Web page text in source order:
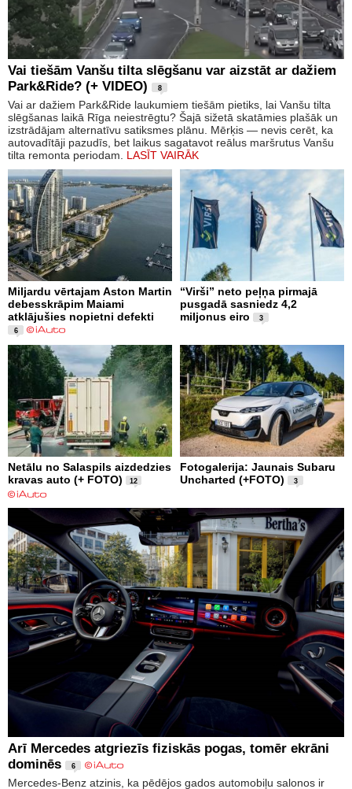
Vai tiešām Vanšu tilta slēgšanu var aizstāt ar dažiem
Park&Ride? (+ VIDEO)
8
Vai ar dažiem Park&Ride laukumiem tiešām pietiks, lai Vanšu tilta
slēgšanas laikā Rīga neiestrēgtu? Šajā sižetā skatāmies plašāk un
izstrādājam alternatīvu satiksmes plānu. Mērķis — nevis cerēt, ka
autovadītāji pazudīs, bet laikus sagatavot reālus maršrutus Vanšu
tilta remonta periodam. LASĪT VAIRĀK
Miljardu vērtajam Aston Martin
debesskrāpim Maiami
atklājušies nopietni defekti
6
“Virši” neto peļņa pirmajā
pusgadā sasniedz 4,2
miljonus eiro
3
Netālu no Salaspils aizdedzies
kravas auto (+ FOTO)
12
Fotogalerija: Jaunais Subaru
Uncharted (+FOTO)
3
Arī Mercedes atgriezīs fiziskās pogas, tomēr ekrāni
dominēs
6
Mercedes-Benz atzinis, ka pēdējos gados automobiļu salonos ir